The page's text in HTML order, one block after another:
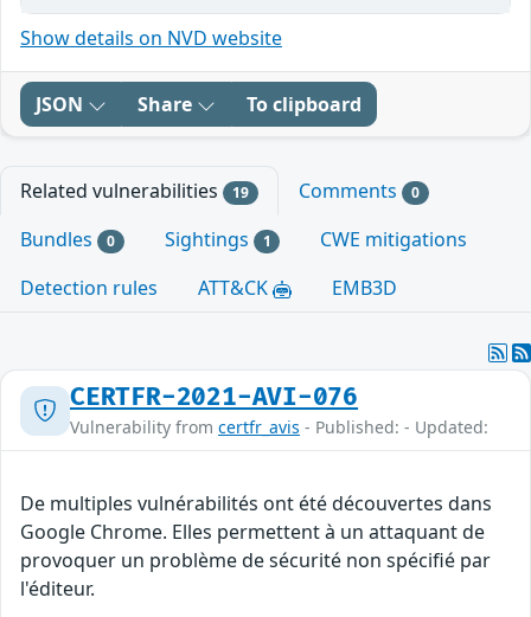
Show details on NVD website
JSON Share To clipboard
Related vulnerabilities 19 Comments 0
Bundles 0 Sightings 1
CWE mitigations
Detection rules
ATT&CK EMB3D
CERTFR-2021-AVI-076
Vulnerability from certfr_avis - Published: - Updated:
De multiples vulnérabilités ont été découvertes dans
Google Chrome. Elles permettent à un attaquant de
provoquer un problème de sécurité non spécifié par
l'éditeur.